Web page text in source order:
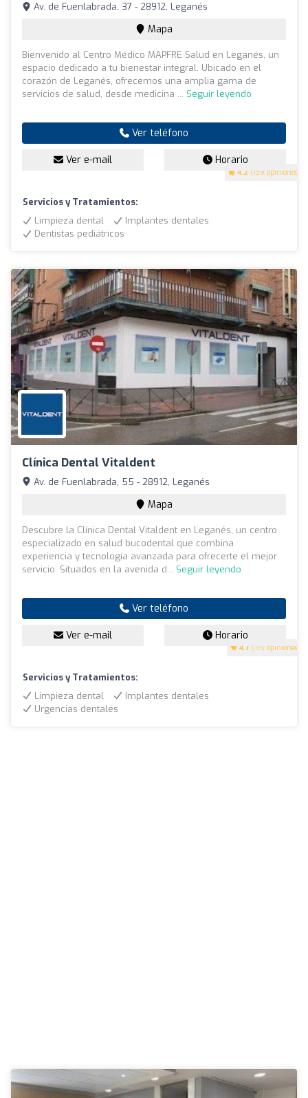
4.2 (139 opiniones)
Av. de Fuenlabrada, 37 - 28912, Leganés
Mapa
Bienvenido al Centro Médico MAPFRE Salud en Leganés, un
espacio dedicado a tu bienestar integral. Ubicado en el
corazón de Leganés, ofrecemos una amplia gama de
servicios de salud, desde medicina ... Seguir leyendo
Ver teléfono
Ver e-mail Horario
Servicios y Tratamientos:
Limpieza dental
Implantes dentales
Dentistas pediátricos
Clínica Dental Vitaldent
4.7 (115 opiniones)
Av. de Fuenlabrada, 55 - 28912, Leganés
Mapa
Descubre la Clínica Dental Vitaldent en Leganés, un centro
especializado en salud bucodental que combina
experiencia y tecnología avanzada para ofrecerte el mejor
servicio. Situados en la avenida d... Seguir leyendo
Ver teléfono
Ver e-mail Horario
Servicios y Tratamientos:
Limpieza dental
Implantes dentales
Urgencias dentales